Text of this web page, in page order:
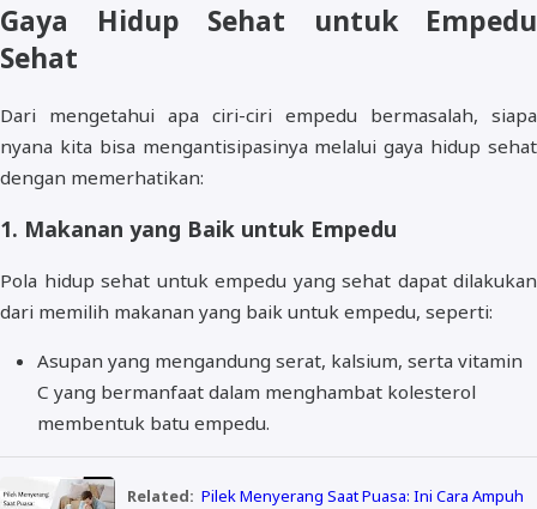
Gaya Hidup Sehat untuk Empedu
Sehat
Dari mengetahui apa ciri-ciri empedu bermasalah, siapa
nyana kita bisa mengantisipasinya melalui gaya hidup sehat
dengan memerhatikan:
1. Makanan yang Baik untuk Empedu
Pola hidup sehat untuk empedu yang sehat dapat dilakukan
dari memilih makanan yang baik untuk empedu, seperti:
Asupan yang mengandung serat, kalsium, serta vitamin
C yang bermanfaat dalam menghambat kolesterol
membentuk batu empedu.
Related: Pilek Menyerang Saat Puasa: Ini Cara Ampuh